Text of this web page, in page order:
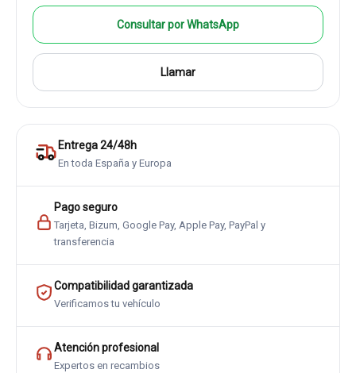
Consultar por WhatsApp
Llamar
Entrega 24/48h
En toda España y Europa
Pago seguro
Tarjeta, Bizum, Google Pay, Apple Pay, PayPal y
transferencia
Compatibilidad garantizada
Verificamos tu vehículo
Atención profesional
Expertos en recambios